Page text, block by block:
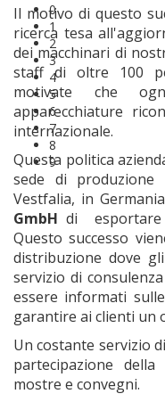
0
1
2
3
4
5
6
7
8
9
Il motivo di questo
ricerca tesa
dei macchinari di
staff di oltre 100
motivate che
apparecchiature
internazionale.
Questa politica
sede di produzione
Vestfalia, in
GmbH di esportare
Questo successo
distribuzione dove
servizio di
essere informati
garantire ai clienti un
Un costante servizio
partecipazione della
mostre e convegni.